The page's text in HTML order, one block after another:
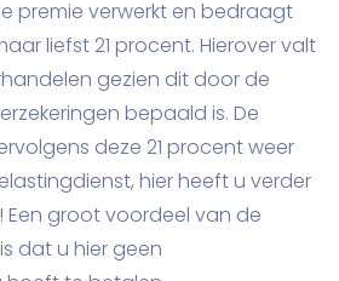
premie verwerkt en bedraagt
liefst 21 procent. Hierover valt
gezien dit door de
bepaald is. De
deze 21 procent weer
hier heeft u verder
Een groot voordeel van de
dat u hier geen